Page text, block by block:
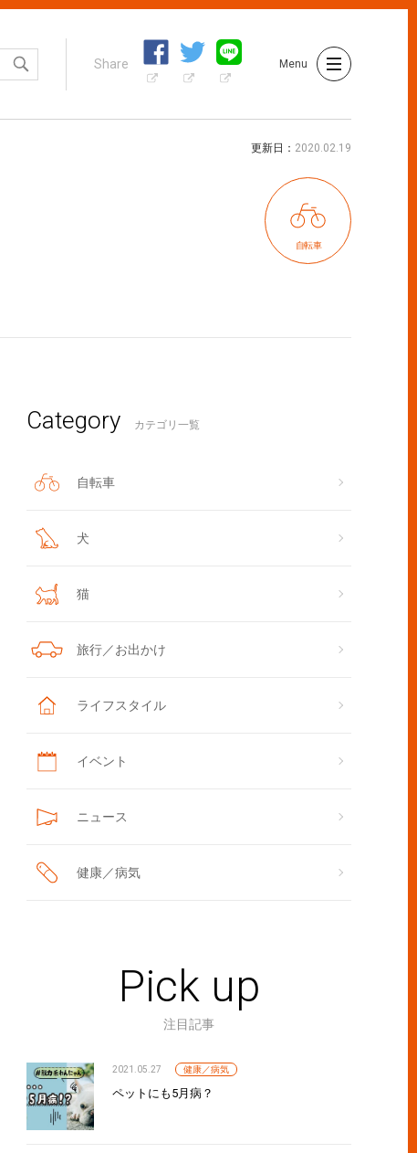
Share Menu
自転車
更新日 2020.02.19
Category カテゴリ一覧
自転車
犬
猫
旅行／お出かけ
ライフスタイル
イベント
ニュース
健康／病気
Pick up
注目記事
2021.05.27 健康／病気
ペットにも5月病？